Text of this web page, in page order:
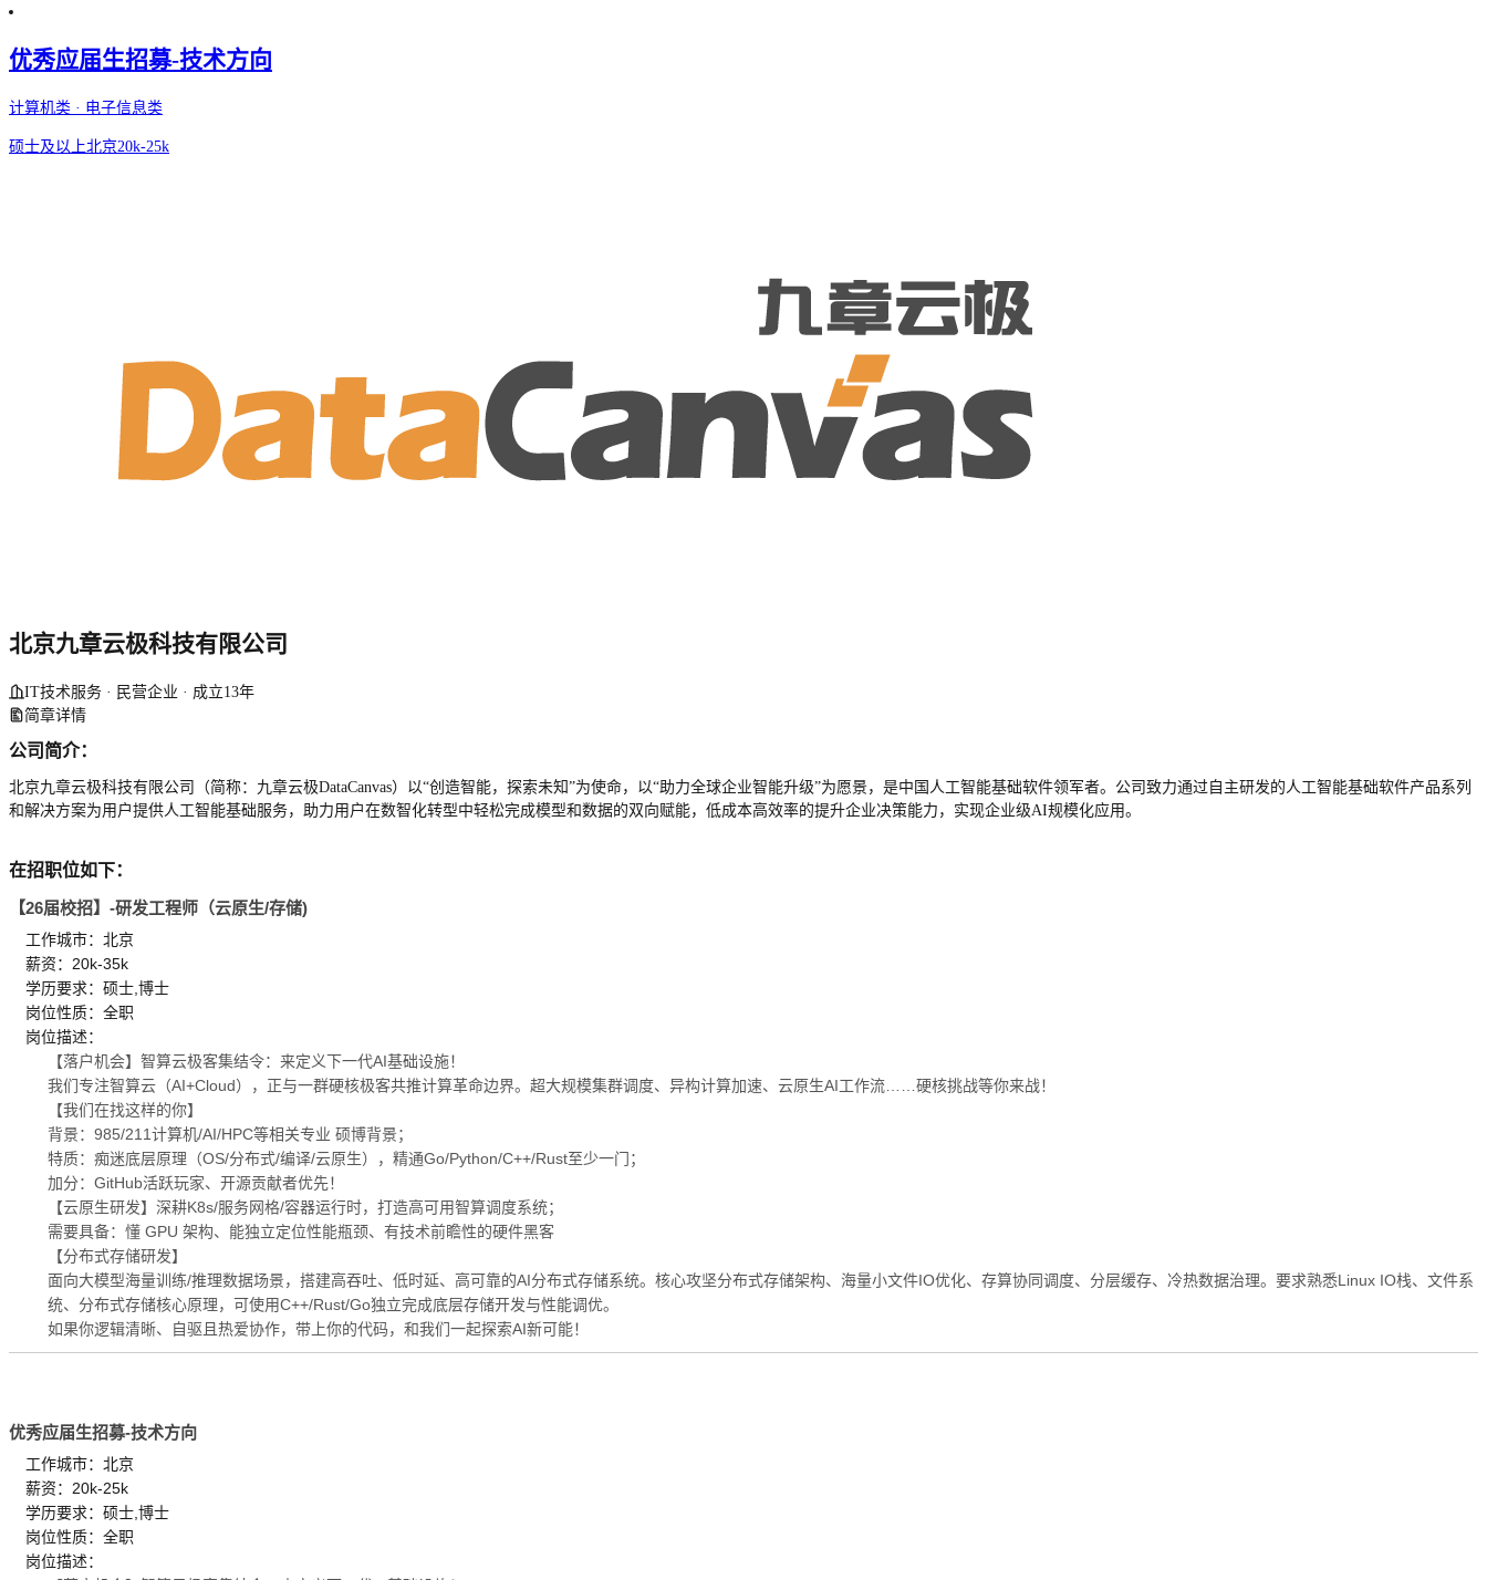
优秀应届生招募-技术方向
计算机类 · 电子信息类
硕士及以上北京20k-25k
北京九章云极科技有限公司
IT技术服务 · 民营企业 · 成立13年
简章详情
公司简介：
北京九章云极科技有限公司（简称：九章云极DataCanvas）以“创造智能，探索未知”为使命，以“助力全球企业智能升级”为愿景，是中国人工智能基础软件领军者。公司致力通过自主研发的人工智能基础软件产品系列
和解决方案为用户提供人工智能基础服务，助力用户在数智化转型中轻松完成模型和数据的双向赋能，低成本高效率的提升企业决策能力，实现企业级AI规模化应用。
在招职位如下：
【26届校招】-研发工程师（云原生/存储)
工作城市：北京
薪资：20k-35k
学历要求：硕士,博士
岗位性质：全职
岗位描述：
【落户机会】智算云极客集结令：来定义下一代AI基础设施！
我们专注智算云（AI+Cloud），正与一群硬核极客共推计算革命边界。超大规模集群调度、异构计算加速、云原生AI工作流……硬核挑战等你来战！
【我们在找这样的你】
背景：985/211计算机/AI/HPC等相关专业 硕博背景；
特质：痴迷底层原理（OS/分布式/编译/云原生），精通Go/Python/C++/Rust至少一门；
加分：GitHub活跃玩家、开源贡献者优先！
【云原生研发】深耕K8s/服务网格/容器运行时，打造高可用智算调度系统；
需要具备：懂 GPU 架构、能独立定位性能瓶颈、有技术前瞻性的硬件黑客
【分布式存储研发】
面向大模型海量训练/推理数据场景，搭建高吞吐、低时延、高可靠的AI分布式存储系统。核心攻坚分布式存储架构、海量小文件IO优化、存算协同调度、分层缓存、冷热数据治理。要求熟悉Linux IO栈、文件系
统、分布式存储核心原理，可使用C++/Rust/Go独立完成底层存储开发与性能调优。
如果你逻辑清晰、自驱且热爱协作，带上你的代码，和我们一起探索AI新可能！
优秀应届生招募-技术方向
工作城市：北京
薪资：20k-25k
学历要求：硕士,博士
岗位性质：全职
岗位描述：